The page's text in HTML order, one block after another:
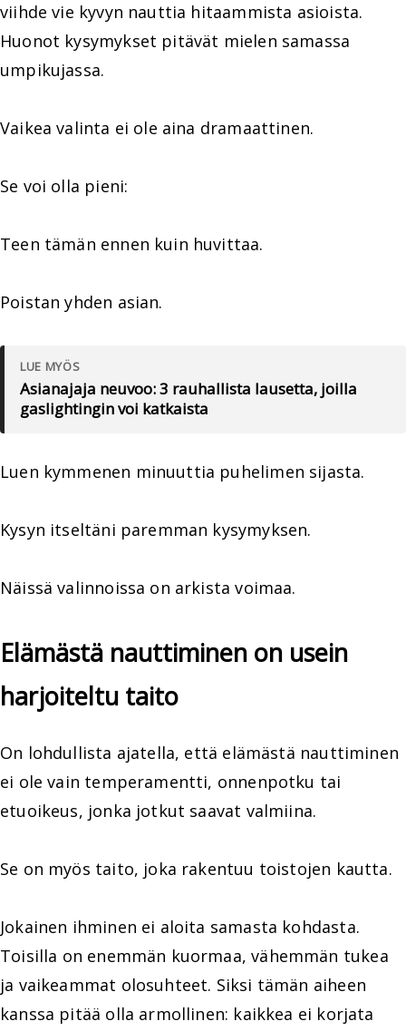
viihde vie kyvyn nauttia hitaammista asioista.
Huonot kysymykset pitävät mielen samassa
umpikujassa.
Vaikea valinta ei ole aina dramaattinen.
Se voi olla pieni:
Teen tämän ennen kuin huvittaa.
Poistan yhden asian.
LUE MYÖS
Asianajaja neuvoo: 3 rauhallista lausetta, joilla
gaslightingin voi katkaista
Luen kymmenen minuuttia puhelimen sijasta.
Kysyn itseltäni paremman kysymyksen.
Näissä valinnoissa on arkista voimaa.
Elämästä nauttiminen on usein
harjoiteltu taito
On lohdullista ajatella, että elämästä nauttiminen
ei ole vain temperamentti, onnenpotku tai
etuoikeus, jonka jotkut saavat valmiina.
Se on myös taito, joka rakentuu toistojen kautta.
Jokainen ihminen ei aloita samasta kohdasta.
Toisilla on enemmän kuormaa, vähemmän tukea
ja vaikeammat olosuhteet. Siksi tämän aiheen
kanssa pitää olla armollinen: kaikkea ei korjata